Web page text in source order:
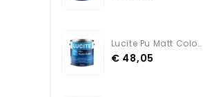
Lucite Pu Matt Color BLANC
€ 48,05